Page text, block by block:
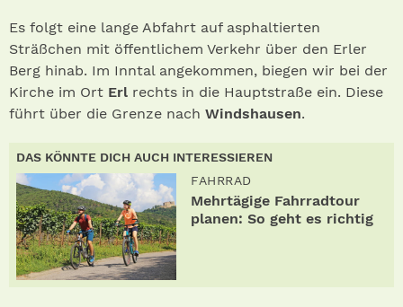
Es folgt eine lange Abfahrt auf asphaltierten
Sträßchen mit öffentlichem Verkehr über den Erler
Berg hinab. Im Inntal angekommen, biegen wir bei der
Kirche im Ort Erl rechts in die Hauptstraße ein. Diese
führt über die Grenze nach Windshausen.
DAS KÖNNTE DICH AUCH INTERESSIEREN
FAHRRAD
Mehrtägige Fahrradtour
planen: So geht es richtig